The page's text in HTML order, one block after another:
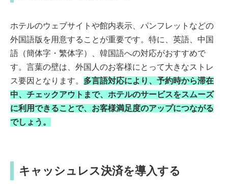
ホテルのウェブサイトや館内表示、パンフレットなどの
外国語版を用意することが重要です。特に、英語、中国
語（簡体字・繁体字）、韓国語への対応がおすすめで
す。言葉の壁は、外国人のお客様にとって大きなストレ
ス要因となります。 多言語対応により、予約時から滞在
中、チェックアウトまで、ホテルのサービスをスムーズ
に利用できることで、お客様満足度のアップにつながる
でしょう。
キャッシュレス決済を導入する